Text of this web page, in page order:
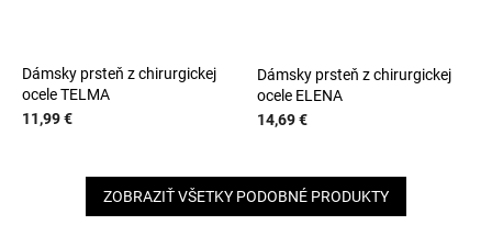
Dámsky prsteň z chirurgickej
ocele TELMA
11,99 €
Dámsky prsteň z chirurgickej
ocele ELENA
14,69 €
ZOBRAZIŤ VŠETKY PODOBNÉ PRODUKTY